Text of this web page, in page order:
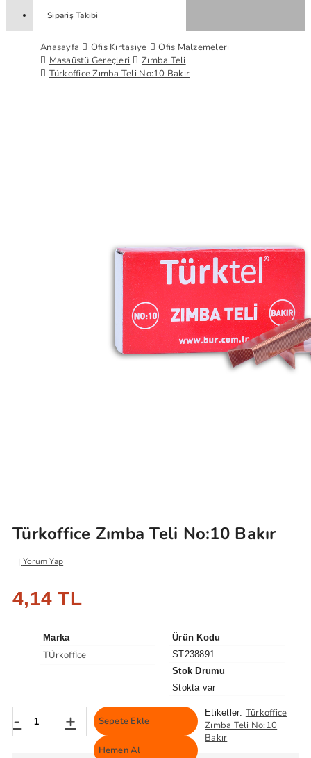
Sipariş Takibi
Anasayfa Ofis Kırtasiye
Ofis Malzemeleri
Masaüstü Gereçleri
Zımba Teli
Türkoffice Zımba Teli No:10 Bakır
Türkoffice Zımba Teli No:10 Bakır
Yorum Yap
4,14 TL
Marka
TÜrkoffİce
Ürün Kodu
ST238891
Stok Drumu
Stokta var
- + Sepete Ekle
Hemen Al
Etiketler: Türkoffice
Zımba Teli No:10
Bakır